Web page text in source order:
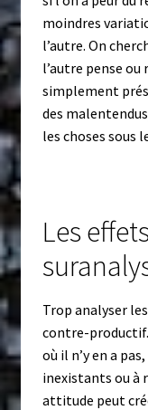
moindres
l’autre. On
l’autre pense
simplement
des
les choses sous
Les
Trop analyser
contre-
où il n’y en a
inexistants ou à
attitude peut